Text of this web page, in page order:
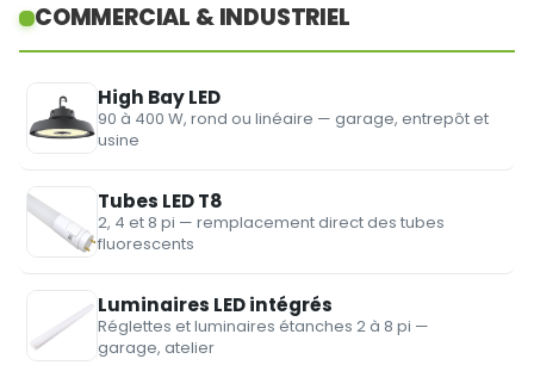
COMMERCIAL & INDUSTRIEL
High Bay LED
90 à 400 W, rond ou linéaire — garage, entrepôt et
usine
Tubes LED T8
2, 4 et 8 pi — remplacement direct des tubes
fluorescents
Luminaires LED intégrés
Réglettes et luminaires étanches 2 à 8 pi —
garage, atelier